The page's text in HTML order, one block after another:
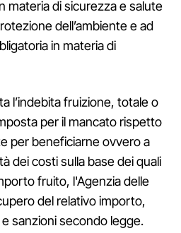
materia di sicurezza e salute
dell’ambiente e ad
in materia di
l’indebita fruizione, totale o
per il mancato rispetto
per beneficiarne ovvero a
dei costi sulla base dei quali
fruito, l'Agenzia delle
del relativo importo,
sanzioni secondo legge.